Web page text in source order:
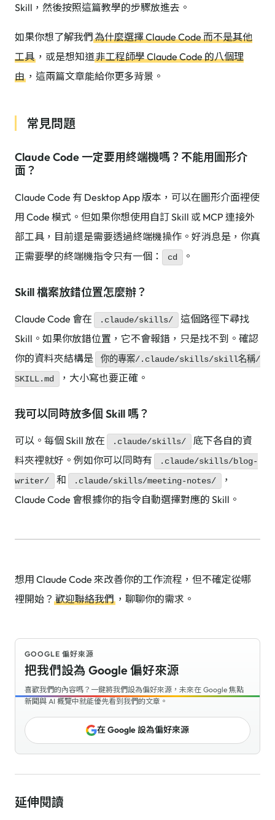
Skill，然後按照這篇教學的步驟放進去。
如果你想了解我們為什麼選擇 Claude Code 而不是其他
工具 ，或是想知道非工程師學 Claude Code 的八個理
由 ，這兩篇文章能給你更多背景。
常見問題
Claude Code 一定要用終端機嗎？不能用圖形介
面？
Claude Code 有 Desktop App 版本，可以在圖形介面裡使
用 Code 模式。但如果你想使用自訂 Skill 或 MCP 連接外
部工具，目前還是需要透過終端機操作。好消息是，你真
正需要學的終端機指令只有一個：
cd 。
Skill 檔案放錯位置怎麼辦？
Claude Code 會在 .claude/skills/
這個路徑下尋找
Skill。如果你放錯位置，它不會報錯，只是找不到。確認
你的資料夾結構是
你的專案/.claude/skills/skill名稱/
SKILL.md
，大小寫也要正確。
我可以同時放多個 Skill 嗎？
可以。每個 Skill 放在 .claude/skills/
底下各自的資
料夾裡就好。例如你可以同時有
.claude/skills/blog-
writer/
和 .claude/skills/meeting-notes/
，
Claude Code 會根據你的指令自動選擇對應的 Skill。
想用 Claude Code 來改善你的工作流程，但不確定從哪
裡開始？ 歡迎聯絡我們 ，聊聊你的需求。
GOOGLE 偏好來源
把我們設為 Google 偏好來源
喜歡我們的內容嗎？一鍵將我們設為偏好來源，未來在 Google 焦點
新聞與 AI 概覽中就能優先看到我們的文章。
在 Google 設為偏好來源
延伸閱讀